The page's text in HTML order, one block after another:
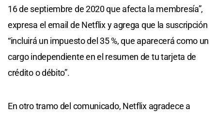
16 de septiembre de 2020 que afecta la membresía”,
expresa el email de Netflix y agrega que la suscripción
“incluirá un impuesto del 35 %, que aparecerá como un
cargo independiente en el resumen de tu tarjeta de
crédito o débito”.
En otro tramo del comunicado, Netflix agradece a